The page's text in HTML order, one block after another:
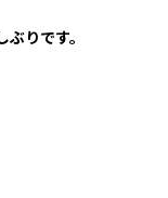
りです。